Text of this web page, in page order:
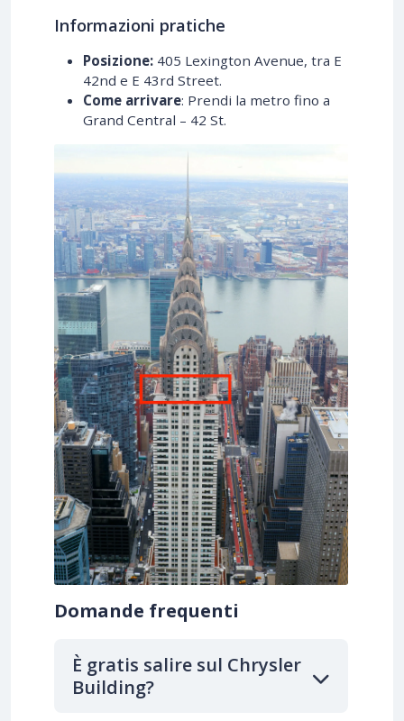
Informazioni pratiche
Posizione: 405 Lexington Avenue, tra E
42nd e E 43rd Street.
Come arrivare: Prendi la metro fino a
Grand Central – 42 St.
Domande frequenti
È gratis salire sul Chrysler
Building?